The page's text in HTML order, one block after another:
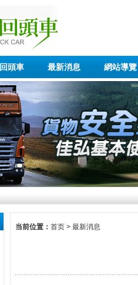
回頭車 最新消息 網站導覽
当前位置： 首页 > 最新消息